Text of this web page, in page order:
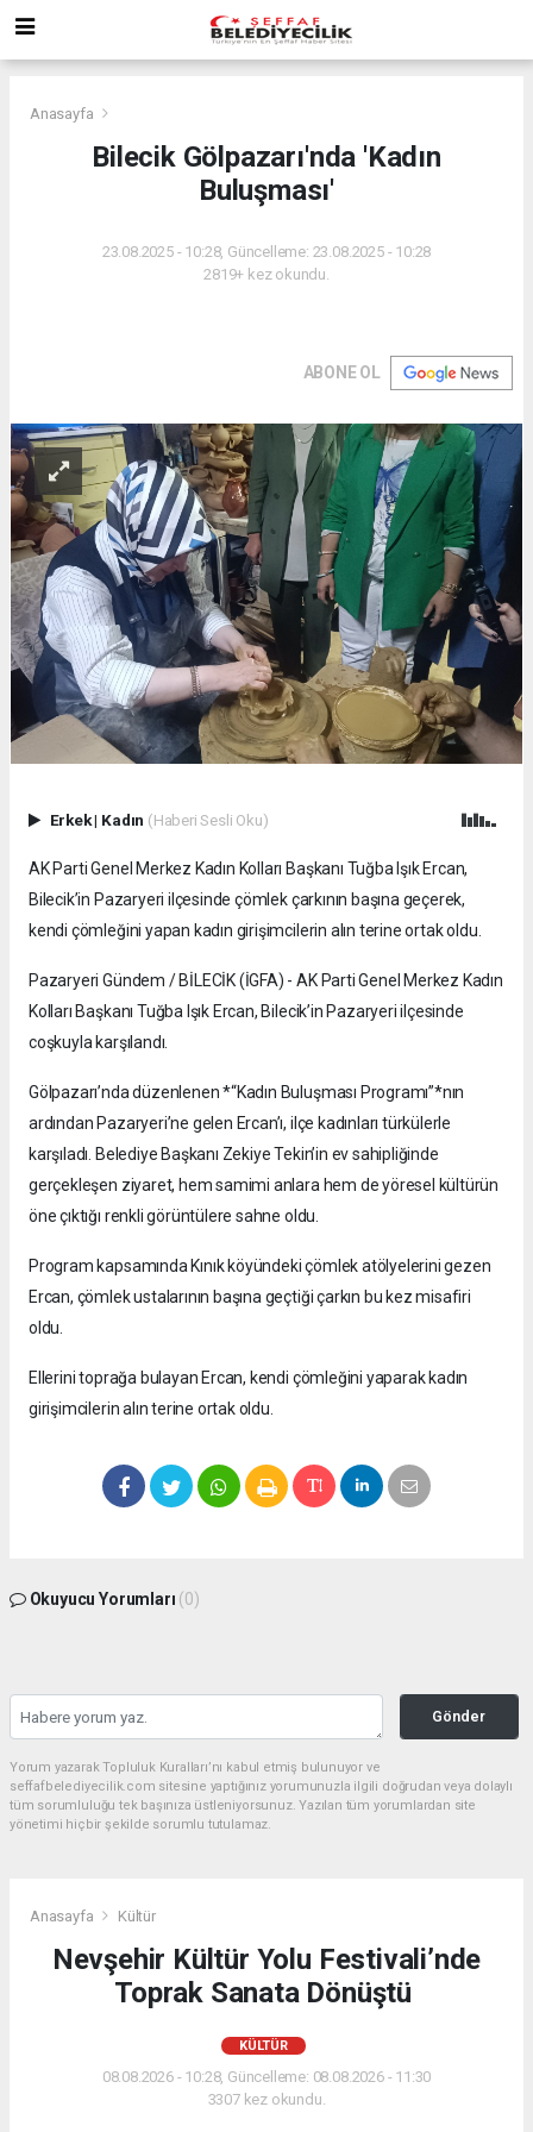
Anasayfa
Bilecik Gölpazarı'nda 'Kadın
Buluşması'
23.08.2025 - 10:28, Güncelleme: 23.08.2025 - 10:28
2819+ kez okundu.
ABONE OL
Erkek| Kadın (Haberi Sesli Oku)
AK Parti Genel Merkez Kadın Kolları Başkanı Tuğba Işık Ercan,
Bilecik’in Pazaryeri ilçesinde çömlek çarkının başına geçerek,
kendi çömleğini yapan kadın girişimcilerin alın terine ortak oldu.
Pazaryeri Gündem / BİLECİK (İGFA) - AK Parti Genel Merkez Kadın
Kolları Başkanı Tuğba Işık Ercan, Bilecik’in Pazaryeri ilçesinde
coşkuyla karşılandı.
Gölpazarı’nda düzenlenen *“Kadın Buluşması Programı”*nın
ardından Pazaryeri’ne gelen Ercan’ı, ilçe kadınları türkülerle
karşıladı. Belediye Başkanı Zekiye Tekin’in ev sahipliğinde
gerçekleşen ziyaret, hem samimi anlara hem de yöresel kültürün
öne çıktığı renkli görüntülere sahne oldu.
Program kapsamında Kınık köyündeki çömlek atölyelerini gezen
Ercan, çömlek ustalarının başına geçtiği çarkın bu kez misafiri
oldu.
Ellerini toprağa bulayan Ercan, kendi çömleğini yaparak kadın
girişimcilerin alın terine ortak oldu.
Okuyucu Yorumları (0)
Gönder
Yorum yazarak Topluluk Kuralları’nı kabul etmiş bulunuyor ve
seffafbelediyecilik.com sitesine yaptığınız yorumunuzla ilgili doğrudan veya dolaylı
tüm sorumluluğu tek başınıza üstleniyorsunuz. Yazılan tüm yorumlardan site
yönetimi hiçbir şekilde sorumlu tutulamaz.
Anasayfa Kültür
Nevşehir Kültür Yolu Festivali’nde
Toprak Sanata Dönüştü
KÜLTÜR
08.08.2026 - 10:28, Güncelleme: 08.08.2026 - 11:30
3307 kez okundu.